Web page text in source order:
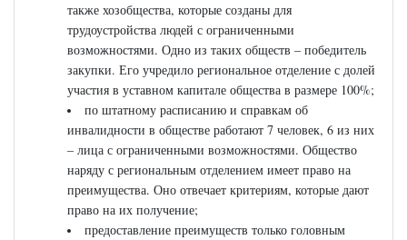
также хозобщества, которые созданы для
трудоустройства людей с ограниченными
возможностями. Одно из таких обществ – победитель
закупки. Его учредило региональное отделение с долей
участия в уставном капитале общества в размере 100%;
по штатному расписанию и справкам об
инвалидности в обществе работают 7 человек, 6 из них
– лица с ограниченными возможностями. Общество
наряду с региональным отделением имеет право на
преимущества. Оно отвечает критериям, которые дают
право на их получение;
предоставление преимуществ только головным